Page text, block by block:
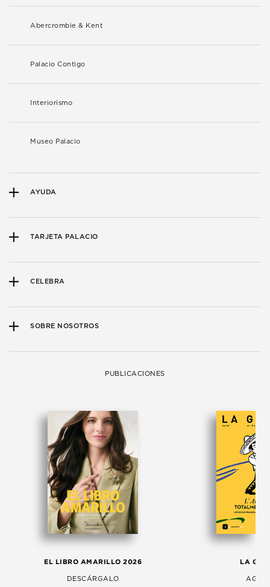
Abercrombie & Kent
Palacio Contigo
Interiorismo
Museo Palacio
AYUDA
TARJETA PALACIO
CELEBRA
SOBRE NOSOTROS
PUBLICACIONES
EL LIBRO AMARILLO 2026
DESCÁRGALO
LA